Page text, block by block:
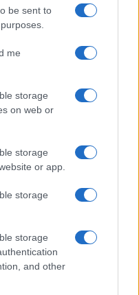
be sent to
me
storage
on web or
storage
or app.
storage
storage
and other